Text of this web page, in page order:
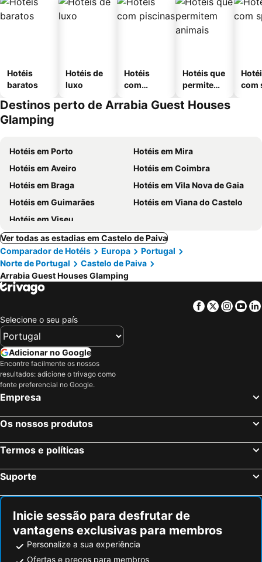
Hotéis
baratos
Hotéis de
luxo
Hotéis
com
Hotéis que
permitem
com
Destinos perto de Arrabia Guest Houses
Glamping
Hotéis em Porto
Hotéis em Mira
Hotéis em Aveiro
Hotéis em Coimbra
Hotéis em Braga
Hotéis em Vila Nova de Gaia
Hotéis em Guimarães
Hotéis em Viana do Castelo
Hotéis em Viseu
Ver todas as estadias em Castelo de Paiva
Comparador de Hotéis
Europa
Portugal
Norte de Portugal
Castelo de Paiva
Arrabia Guest Houses Glamping
Facebook
Twitter
Selecione o seu país
Adicionar no Google
Encontre facilmente os nossos
resultados: adicione o trivago como
fonte preferencial no Google.
Empresa
Os nossos produtos
Termos e políticas
Suporte
Inicie sessão para desfrutar de
vantagens exclusivas para membros
Personalize a sua experiência
Ofertas e preços para membros